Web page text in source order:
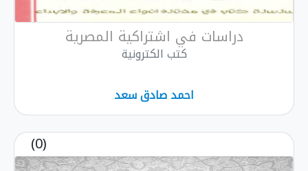
دراسات في اشتراكية المصرية
كتب الكترونية
احمد صادق سعد